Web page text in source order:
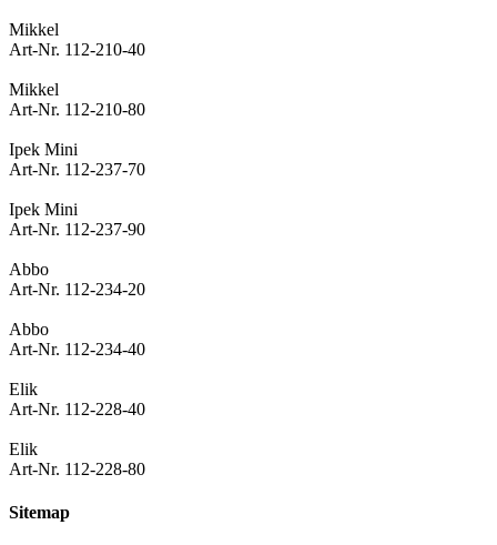
Mikkel
Art-Nr. 112-210-40
Mikkel
Art-Nr. 112-210-80
Ipek Mini
Art-Nr. 112-237-70
Ipek Mini
Art-Nr. 112-237-90
Abbo
Art-Nr. 112-234-20
Abbo
Art-Nr. 112-234-40
Elik
Art-Nr. 112-228-40
Elik
Art-Nr. 112-228-80
Sitemap